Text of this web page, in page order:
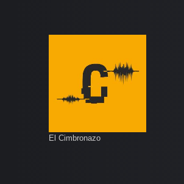
El Cimbronazo